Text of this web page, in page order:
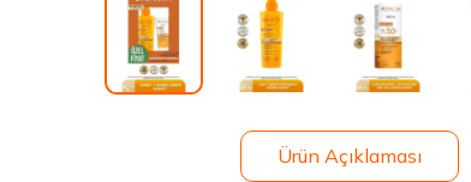
Ürün Açıklaması